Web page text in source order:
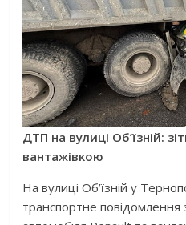
ДТП на вулиці Об’їзній:
вантажівкою
На вулиці Об’їзній у
транспортне повідомлення